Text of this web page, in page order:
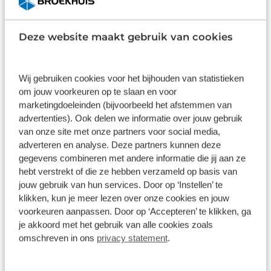
Deze website maakt gebruik van cookies
Wij gebruiken cookies voor het bijhouden van statistieken
om jouw voorkeuren op te slaan en voor
marketingdoeleinden (bijvoorbeeld het afstemmen van
advertenties). Ook delen we informatie over jouw gebruik
van onze site met onze partners voor social media,
adverteren en analyse. Deze partners kunnen deze
gegevens combineren met andere informatie die jij aan ze
hebt verstrekt of die ze hebben verzameld op basis van
jouw gebruik van hun services. Door op ‘Instellen’ te
klikken, kun je meer lezen over onze cookies en jouw
voorkeuren aanpassen. Door op ‘Accepteren’ te klikken, ga
je akkoord met het gebruik van alle cookies zoals
omschreven in ons privacy statement.
Wat klanten over ons zeggen
9,0 1578 reviews
5 1161 reviews
4 289 reviews
3 61 reviews
2 41 reviews
1 26 reviews
Bekijk alle reviews